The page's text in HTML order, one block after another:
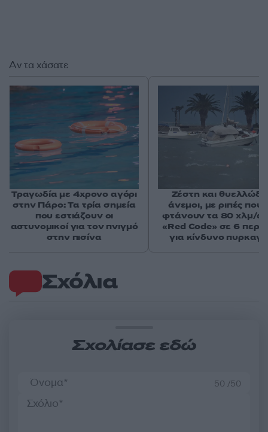
Σχόλια
Σχολίασε εδώ
50 /50
Αν τα χάσατε
Τραγωδία με 4χρονο αγόρι
στην Πάρο: Τα τρία σημεία
που εστιάζουν οι
αστυνομικοί για τον πνιγμό
στην πισίνα
Ζέστη και
άνεμοι, με ριπές που
φτάνουν τα 80 χλμ/
«Red Code» σε 6
για κίνδυνο